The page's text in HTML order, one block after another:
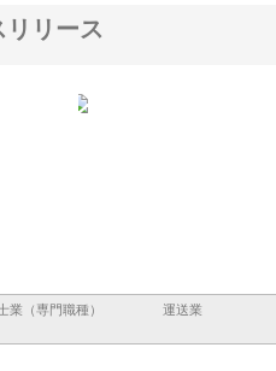
リリース
業（専門職種） 運送業